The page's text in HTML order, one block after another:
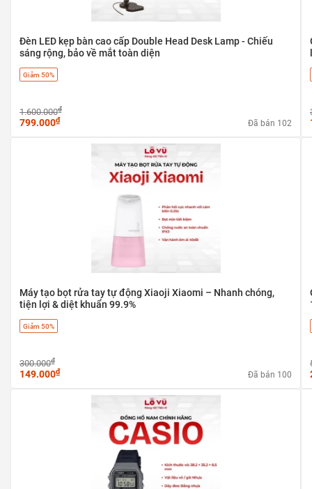
Đèn LED kẹp bàn cao cấp Double Head Desk Lamp - Chiếu
sáng rộng, bảo về mắt toàn diện
Giảm 50%
1.600.000₫
799.000₫ Đã bán 102
Máy tạo bọt rửa tay tự động Xiaoji Xiaomi – Nhanh chóng,
tiện lợi & diệt khuẩn 99.9%
Giảm 50%
300.000₫
149.000₫ Đã bán 100